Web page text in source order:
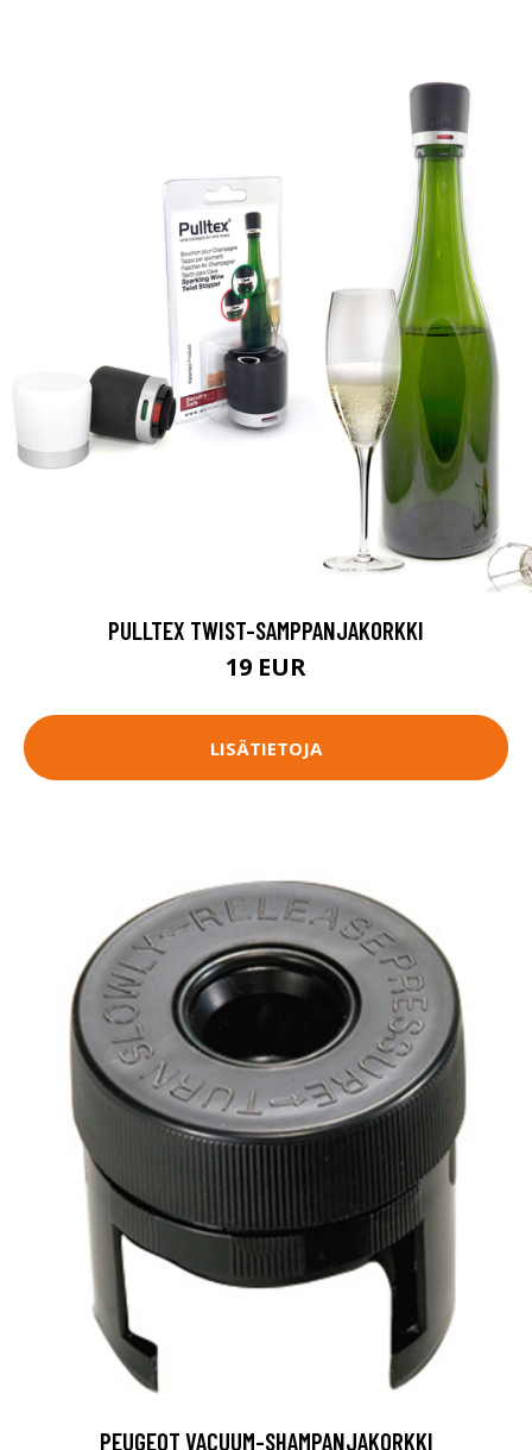
PULLTEX TWIST-SAMPPANJAKORKKI
19 EUR
LISÄTIETOJA
PEUGEOT VACUUM-SHAMPANJAKORKKI